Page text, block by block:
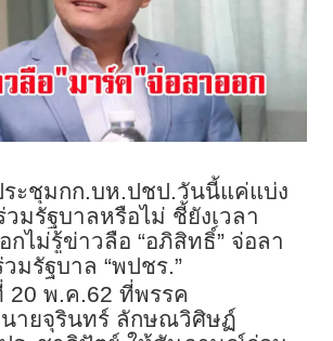
ระชุมกก.บห.ปชป.วันนี้แค่แบ่ง
วมรัฐบาลหรือไม่ ชี้ยังเวลา
กไม่รู้ข่าวลือ “อภิสิทธิ์” จ่อลา
มรัฐบาล “พปชร.”
20 พ.ค.62 ที่พรรค
ายจุรินทร์ ลักษณวิศิษฏ์